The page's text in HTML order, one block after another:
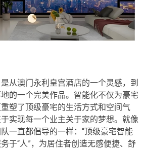
从澳门永利皇宫酒店的一个灵感，到
的一个完美作品。智能化不仅为豪宅
塑了顶级豪宅的生活方式和空间气
实现每一个业主关于家的梦想。就像
一直都倡导的一样：“顶级豪宅智能
于“人”，为居住者创造无感便捷、舒